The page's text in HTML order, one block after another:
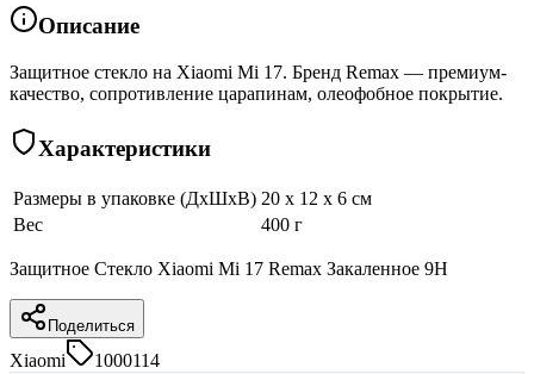
Описание
Защитное стекло на Xiaomi Mi 17. Бренд Remax — премиум-
качество, сопротивление царапинам, олеофобное покрытие.
Характеристики
Размеры в упаковке (ДхШхВ) 20 x 12 x 6 см
Вес
400 г
Защитное Стекло Xiaomi Mi 17 Remax Закаленное 9H
Поделиться
Xiaomi
1000114